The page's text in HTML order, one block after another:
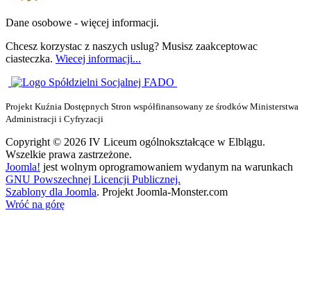
Dane osobowe - więcej informacji.
Chcesz korzystac z naszych uslug? Musisz zaakceptowac
ciasteczka. Wiecej informacji...
Projekt Kuźnia Dostępnych Stron współfinansowany ze środków Ministerstwa
Administracji i Cyfryzacji
Copyright © 2026 IV Liceum ogólnokształcące w Elblągu.
Wszelkie prawa zastrzeżone.
Joomla! jest wolnym oprogramowaniem wydanym na warunkach
GNU Powszechnej Licencji Publicznej.
Szablony dla Joomla. Projekt Joomla-Monster.com
Wróć na górę